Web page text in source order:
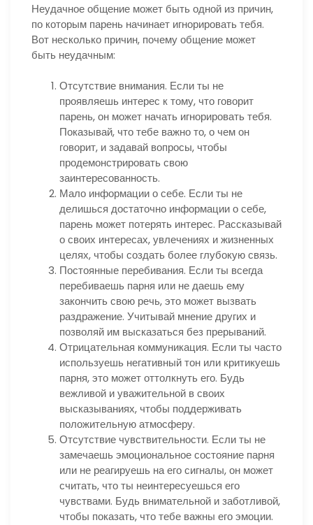
Неудачное общение может быть одной из причин,
по которым парень начинает игнорировать тебя.
Вот несколько причин, почему общение может
быть неудачным:
Отсутствие внимания. Если ты не
проявляешь интерес к тому, что говорит
парень, он может начать игнорировать тебя.
Показывай, что тебе важно то, о чем он
говорит, и задавай вопросы, чтобы
продемонстрировать свою
заинтересованность.
Мало информации о себе. Если ты не
делишься достаточно информации о себе,
парень может потерять интерес. Рассказывай
о своих интересах, увлечениях и жизненных
целях, чтобы создать более глубокую связь.
Постоянные перебивания. Если ты всегда
перебиваешь парня или не даешь ему
закончить свою речь, это может вызвать
раздражение. Учитывай мнение других и
позволяй им высказаться без прерываний.
Отрицательная коммуникация. Если ты часто
используешь негативный тон или критикуешь
парня, это может оттолкнуть его. Будь
вежливой и уважительной в своих
высказываниях, чтобы поддерживать
положительную атмосферу.
Отсутствие чувствительности. Если ты не
замечаешь эмоциональное состояние парня
или не реагируешь на его сигналы, он может
считать, что ты неинтересуешься его
чувствами. Будь внимательной и заботливой,
чтобы показать, что тебе важны его эмоции.